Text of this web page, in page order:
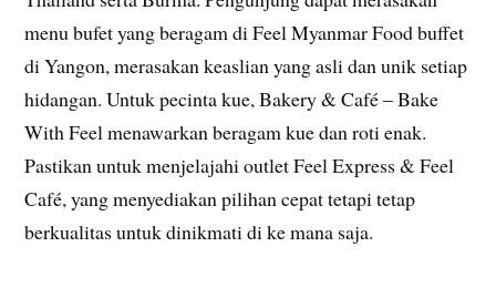
menu bufet yang beragam di Feel Myanmar Food buffet
di Yangon, merasakan keaslian yang asli dan unik setiap
hidangan. Untuk pecinta kue, Bakery & Café – Bake
With Feel menawarkan beragam kue dan roti enak.
Pastikan untuk menjelajahi outlet Feel Express & Feel
Café, yang menyediakan pilihan cepat tetapi tetap
berkualitas untuk dinikmati di ke mana saja.